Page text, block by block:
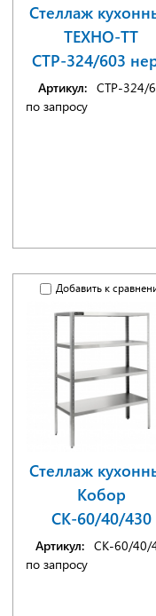
Стеллаж
ТЕХНО-ТТ
СТР-324/603
Артикул: СТР-324/
по запросу
Добавить к
Стеллаж
Кобор
СК-60/40/430
Артикул: СК-60/40/
по запросу